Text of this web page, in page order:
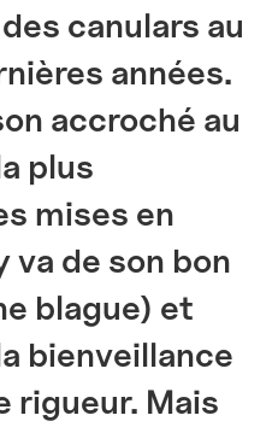
canulars au
années.
accroché au
plus
mises en
va de son bon
blague) et
bienveillance
rigueur. Mais